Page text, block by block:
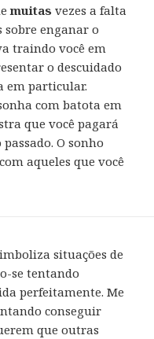
muitas vezes a falta
enganar o
traindo você em
o descuidado
em particular.
com batota em
que você pagará
O sonho
aqueles que você
situações de
se tentando
perfeitamente. Me
conseguir
que outras